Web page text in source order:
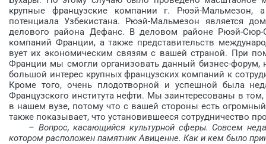
крупные французские компании г. Рюэй-Маль­мезон,
потенциала Узбекистана. Рюэй-Мальмезон является
делового района Дефанс. В деловом районе Рюэй-Сюр-
компаний Франции, а также представительств
вует их экономическим связям с вашей страной. При
Франции мы смогли организовать данный бизнес-форум,
большой интерес крупных французских компаний к
Кроме того, очень плодотворной и успешной была
Французского инс­титута нефти. Мы заинтересованы в
в нашем ­вузе, потому что с вашей стороны есть
также показывает, что установившееся сотрудничество
– Вопрос, касающийся культурной сферы. Совсем
котором расположен памятник Авиценне. Как и кем было